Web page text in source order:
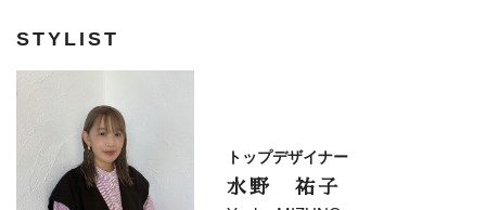
STYLIST
トップデザイナー
水野 祐子